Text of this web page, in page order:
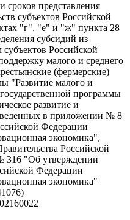
представления
субъектов Российской
"г", "е" и "ж" пункта 28
субсидий из
Российской
малого и среднего
(фермерские)
"Развитие малого и
программы
развитие и
в приложении № 8
Федерации
экономика",
Российской
316 "Об утверждении
Федерации
экономика"